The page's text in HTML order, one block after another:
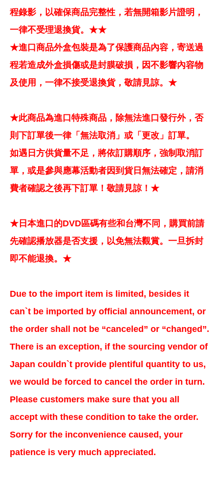
程錄影，以確保商品完整性，若無開箱影片證明，
一律不受理退換貨。★★
★進口商品外盒包裝是為了保護商品內容，寄送過
程若造成外盒損傷或是封膜破損，因不影響內容物
及使用，一律不接受退換貨，敬請見諒。★
★此商品為進口特殊商品，除無法進口發行外，否
則下訂單後一律「無法取消」或「更改」訂單。
如遇日方供貨量不足，將依訂購順序，強制取消訂
單，或是參與應幕活動者因到貨日無法確定，請消
費者確認之後再下訂單！敬請見諒！★
★日本進口的DVD區碼有些和台灣不同，購買前請
先確認播放器是否支援，以免無法觀賞。一旦拆封
即不能退換。★
Due to the import item is limited, besides it
can`t be imported by official announcement, or
the order shall not be “canceled” or “changed”.
There is an exception, if the sourcing vendor of
Japan couldn`t provide plentiful quantity to us,
we would be forced to cancel the order in turn.
Please customers make sure that you all
accept with these condition to take the order.
Sorry for the inconvenience caused, your
patience is very much appreciated.